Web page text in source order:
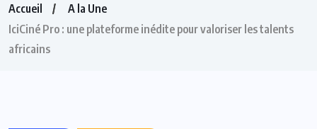
Accueil
A la Une
IciCiné Pro : une plateforme inédite pour valoriser les talents
africains